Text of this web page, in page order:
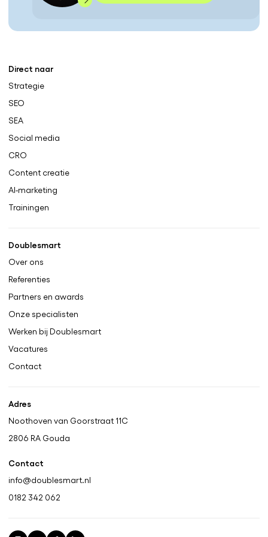
Direct naar
Strategie
SEO
SEA
Social media
CRO
Content creatie
AI-marketing
Trainingen
Doublesmart
Over ons
Referenties
Partners en awards
Onze specialisten
Werken bij Doublesmart
Vacatures
Contact
Adres
Noothoven van Goorstraat 11C
2806 RA Gouda
Contact
info@doublesmart.nl
0182 342 062